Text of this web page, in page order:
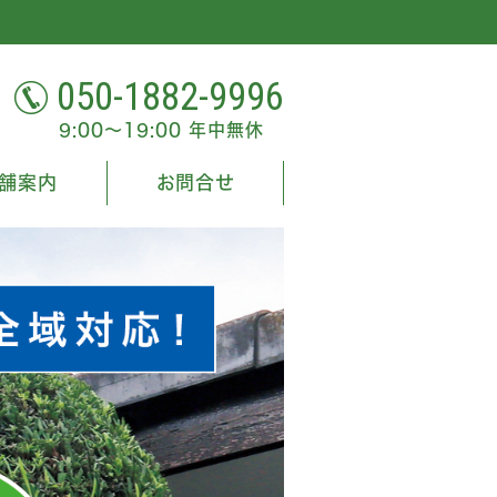
050-1882-9996
9:00～19:00 年中無休
案内 お問合せ